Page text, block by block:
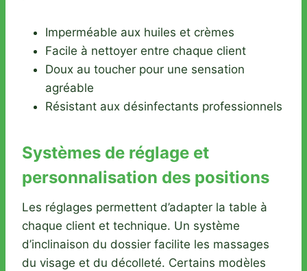
Imperméable aux huiles et crèmes
Facile à nettoyer entre chaque client
Doux au toucher pour une sensation
agréable
Résistant aux désinfectants professionnels
Systèmes de réglage et
personnalisation des positions
Les réglages permettent d’adapter la table à
chaque client et technique. Un système
d’inclinaison du dossier facilite les massages
du visage et du décolleté. Certains modèles